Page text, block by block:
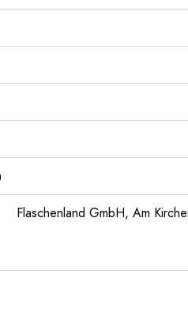
Flaschenland GmbH, Am